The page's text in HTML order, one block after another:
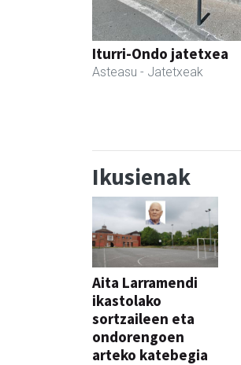
Iturri-Ondo jatetxea
Asteasu - Jatetxeak
Ikusienak
Aita Larramendi
ikastolako
sortzaileen eta
ondorengoen
arteko katebegia